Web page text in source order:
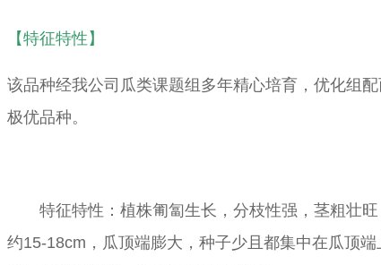
【特征特性】
该品种经我公司瓜类课题组多年精心培育，优化组
极优品种。
特征特性：植株匍匐生长，分枝性强，茎粗壮旺
约15-18cm，瓜顶端膨大，种子少且都集中在瓜顶